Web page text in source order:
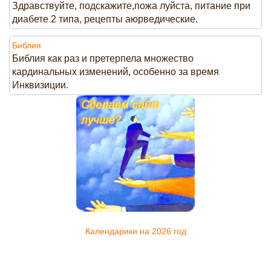
Здравствуйте, подскажите,пожа луйста, питание при
диабете 2 типа, рецепты аюрведические.
Библия
Библия как раз и претерпела множество
кардинальных изменений, особенно за время
Инквизиции.
Календарики на 2026 год